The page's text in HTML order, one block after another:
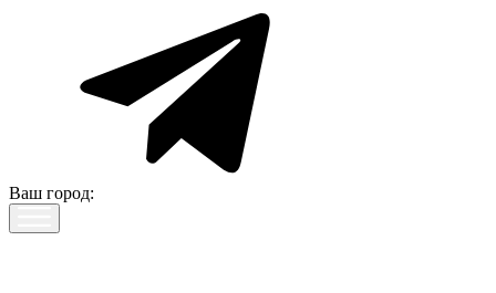
Ваш город: